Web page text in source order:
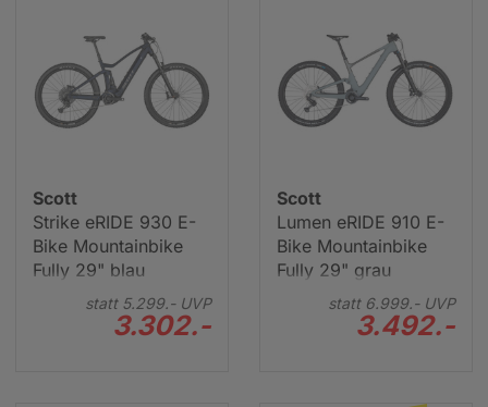
Scott Gravel Bike
Scott
Strike eRIDE 930 E-
Bike Mountainbike
Fully 29" blau
statt 5.299.-UVP
3.302.-
Scott
Lumen eRIDE 910 E-
Bike Mountainbike
Fully 29" grau
statt 6.999.-UVP
3.492.-